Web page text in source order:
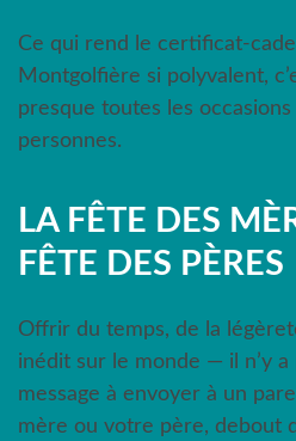
Ce qui rend le certificat-
Montgolfière si polyvalent,
presque toutes les
personnes.
LA FÊTE DES
FÊTE DES PÈRES
Offrir du temps, de la
inédit sur le monde — il n’y a
message à envoyer à un
mère ou votre père, debout